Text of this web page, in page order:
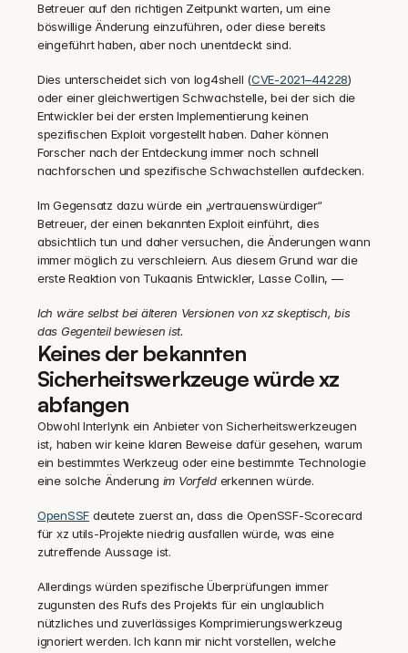
Betreuer auf den richtigen Zeitpunkt warten, um eine
böswillige Änderung einzuführen, oder diese bereits
eingeführt haben, aber noch unentdeckt sind.
‍Dies unterscheidet sich von log4shell (CVE-2021–44228)
oder einer gleichwertigen Schwachstelle, bei der sich die
Entwickler bei der ersten Implementierung keinen
spezifischen Exploit vorgestellt haben. Daher können
Forscher nach der Entdeckung immer noch schnell
nachforschen und spezifische Schwachstellen aufdecken.
‍Im Gegensatz dazu würde ein „vertrauenswürdiger“
Betreuer, der einen bekannten Exploit einführt, dies
absichtlich tun und daher versuchen, die Änderungen wann
immer möglich zu verschleiern. Aus diesem Grund war die
erste Reaktion von Tukaanis Entwickler, Lasse Collin, —
Ich wäre selbst bei älteren Versionen von xz skeptisch, bis
das Gegenteil bewiesen ist.
Keines der bekannten
Sicherheitswerkzeuge würde xz
abfangen
Obwohl Interlynk ein Anbieter von Sicherheitswerkzeugen
ist, haben wir keine klaren Beweise dafür gesehen, warum
ein bestimmtes Werkzeug oder eine bestimmte Technologie
eine solche Änderung im Vorfeld erkennen würde.
OpenSSF deutete zuerst an, dass die OpenSSF-Scorecard
für xz utils-Projekte niedrig ausfallen würde, was eine
zutreffende Aussage ist.
‍Allerdings würden spezifische Überprüfungen immer
zugunsten des Rufs des Projekts für ein unglaublich
nützliches und zuverlässiges Komprimierungswerkzeug
ignoriert werden. Ich kann mir nicht vorstellen, welche